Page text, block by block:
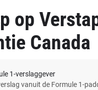
op
Canada
1-verslaggever
vanuit de Formule 1-